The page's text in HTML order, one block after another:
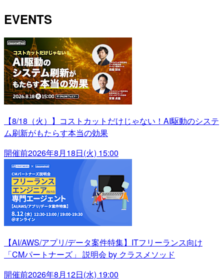
EVENTS
【8/18（火）】コストカットだけじゃない！AI駆動のシステ
ム刷新がもたらす本当の効果
開催前2026年8月18日(火) 15:00
【AI/AWS/アプリ/データ案件特集】ITフリーランス向け
「CMパートナーズ」 説明会 by クラスメソッド
開催前2026年8月12日(水) 19:00